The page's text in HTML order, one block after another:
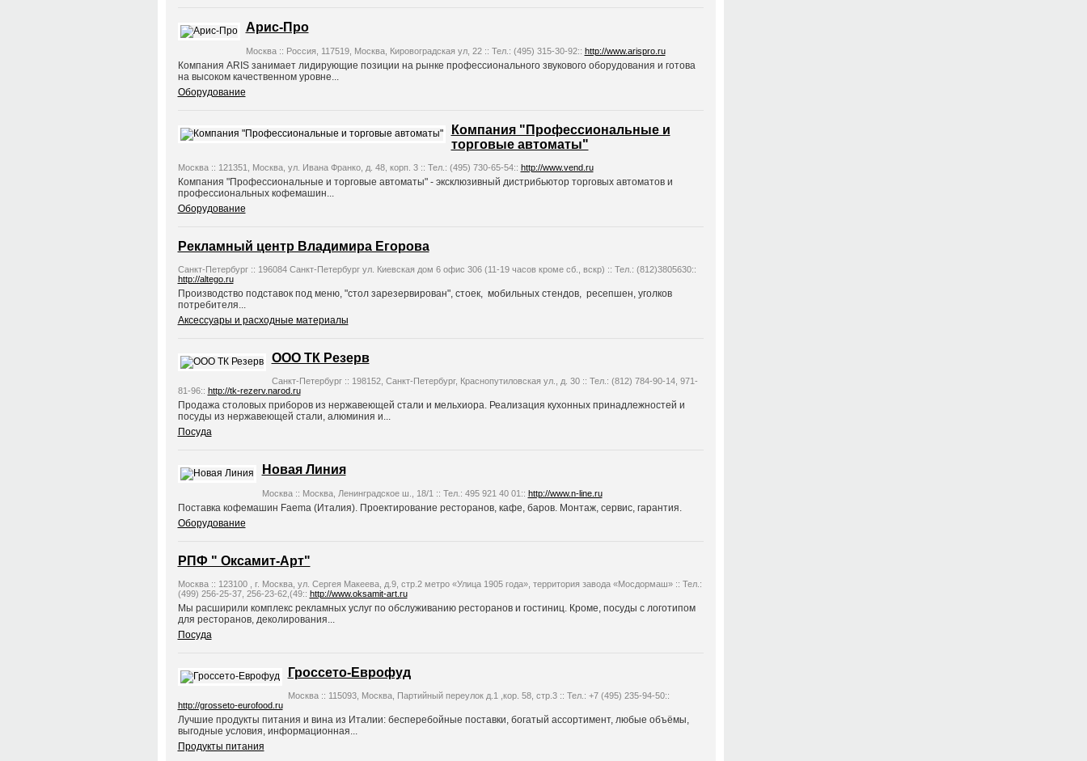
Арис-Про
Москва :: Россия, 117519, Москва, Кировоградская ул, 22 :: Тел.: (495) 315-30-92:: http://www.arispro.ru
Компания ARIS занимает лидирующие позиции на рынке профессионального звукового оборудования и готова
на высоком качественном уровне...
Оборудование
Компания "Профессиональные и
торговые автоматы"
Москва :: 121351, Москва, ул. Ивана Франко, д. 48, корп. 3 :: Тел.: (495) 730-65-54:: http://www.vend.ru
Компания "Профессиональные и торговые автоматы" - эксклюзивный дистрибьютор торговых автоматов и
профессиональных кофемашин...
Оборудование
Рекламный центр Владимира Егорова
Санкт-Петербург :: 196084 Санкт-Петербург ул. Киевская дом 6 офис 306 (11-19 часов кроме сб., вскр) :: Тел.: (812)3805630::
http://altego.ru
Производство подставок под меню, "стол зарезервирован", стоек, мобильных стендов, ресепшен, уголков
потребителя...
Аксессуары и расходные материалы
ООО ТК Резерв
Санкт-Петербург :: 198152, Санкт-Петербург, Краснопутиловская ул., д. 30 :: Тел.: (812) 784-90-14, 971-
81-96:: http://tk-rezerv.narod.ru
Продажа столовых приборов из нержавеющей стали и мельхиора. Реализация кухонных принадлежностей и
посуды из нержавеющей стали, алюминия и...
Посуда
Новая Линия
Москва :: Москва, Ленинградское ш., 18/1 :: Тел.: 495 921 40 01:: http://www.n-line.ru
Поставка кофемашин Faema (Италия). Проектирование ресторанов, кафе, баров. Монтаж, сервис, гарантия.
Оборудование
РПФ " Оксамит-Арт"
Москва :: 123100 , г. Москва, ул. Сергея Макеева, д.9, стр.2 метро «Улица 1905 года», территория завода «Мосдормаш» :: Тел.:
(499) 256-25-37, 256-23-62,(49:: http://www.oksamit-art.ru
Мы расширили комплекс рекламных услуг по обслуживанию ресторанов и гостиниц. Кроме, посуды с логотипом
для ресторанов, деколирования...
Посуда
Гроссето-Еврофуд
Москва :: 115093, Москва, Партийный переулок д.1 ,кор. 58, стр.3 :: Тел.: +7 (495) 235-94-50::
http://grosseto-eurofood.ru
Лучшие продукты питания и вина из Италии: бесперебойные поставки, богатый ассортимент, любые объёмы,
выгодные условия, информационная...
Продукты питания